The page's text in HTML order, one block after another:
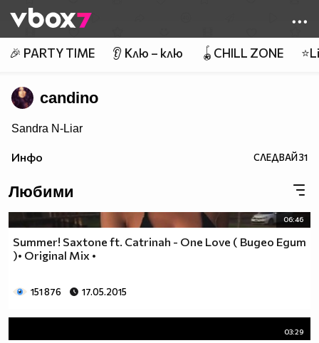
👾
🎉 PARTY TIME 👂 Клю – клю 🪀CHILL ZONE
candino
Sandra N-Liar
Инфо СЛЕДВАЙ31
Любими
06:46
Summer! Saxtone ft. Catrinah - One Love ( Видео Едит
)• Original Mix •
151 876 17.05.2015
03:29